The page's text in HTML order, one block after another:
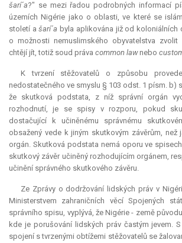
šarí´a?" se mezi řadou podrobných informací
územích Nigérie jako o oblasti, ve které se
století ašarí´a byla aplikována již od koloniálních
o možnosti nemuslimského obyvatelstva
chtějí jít, totiž soud práva common law nebo
K tvrzení stěžovatelů o způsobu
nedostatečného ve smyslu § 103 odst. 1 písm. b)
že skutková podstata, z níž správní orgán
rozhodnutí, je se spisy v rozporu, pokud
dostačující k učiněnému správnému
obsažený vede k jiným skutkovým závěrům, než
orgán. Skutková podstata nemá oporu ve
skutkový závěr učiněný rozhodujícím orgánem,
učinění správného skutkového závěru.
Ze Zprávy o dodržování lidských práv v
Ministerstvem zahraničních věcí Spojených
správního spisu, vyplývá, že Nigérie - země
kde je porušování lidských práv častým jevem.
spojení s tvrzenými obtížemi stěžovatelů se